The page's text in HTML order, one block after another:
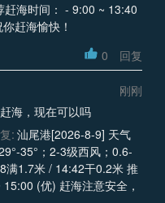
海时间： - 9:00 ~ 13:40
赶海愉快！
0 回复
刚刚
海，现在可以吗
: 汕尾港[2026-8-9] 天气
35°；2-3级西风；0.6-
满1.7米 / 14:42干0.2米 推
(优) 赶海注意安全，